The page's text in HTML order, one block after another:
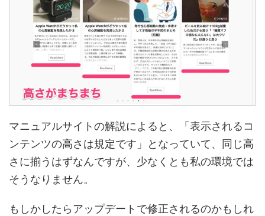
マニュアルサイトの解説によると、「表示されるコ
ンテンツの高さは規定です」となっていて、同じ高
さに揃うはずなんですが、少なくとも私の環境では
そうなりません。
もしかしたらアップデートで修正されるのかもしれ